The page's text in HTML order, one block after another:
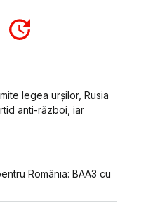
legea urșilor, Rusia
anti-război, iar
România: BAA3 cu